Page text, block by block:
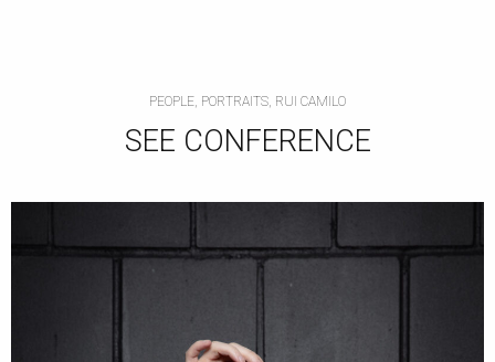
PEOPLE, PORTRAITS, RUI CAMILO
SEE CONFERENCE